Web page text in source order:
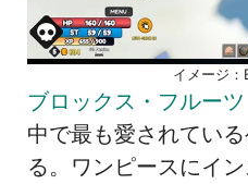
イメージ
ブロックス・フルーツ
中で最も愛されてい
る。ワンピースにイ